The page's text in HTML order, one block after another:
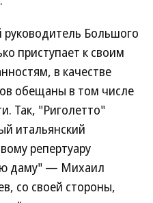
Большого
приступает к своим
в качестве
обещаны в том числе
Так, "Риголетто"
итальянский
репертуару
даму" — Михаил
со своей стороны,